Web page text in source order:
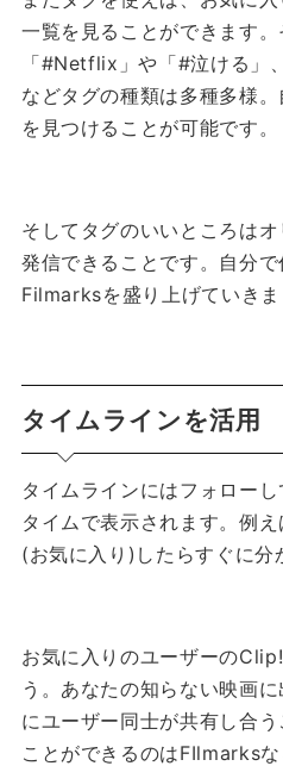
一覧を見ることができます。
「#Netflix」や「#泣ける」
などタグの種類は多種多様。
を見つけることが可能です。
そしてタグのいいところは
発信できることです。 自分
Filmarksを盛り上げていきま
タイムラインを活用
タイムラインにはフォロー
タイムで表示されます。 例
(お気に入り)したらすぐに分
お気に入りのユーザーの
う。あなたの知らない映画に
にユーザー同士が共有し合
ことができるのはFIlmarksな